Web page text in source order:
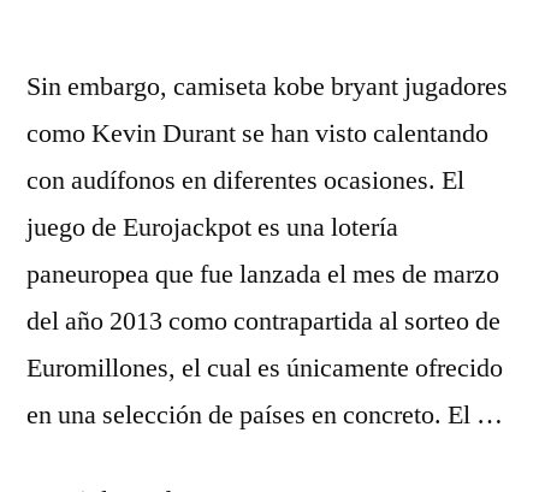
Sin embargo, camiseta kobe bryant jugadores
como Kevin Durant se han visto calentando
con audífonos en diferentes ocasiones. El
juego de Eurojackpot es una lotería
paneuropea que fue lanzada el mes de marzo
del año 2013 como contrapartida al sorteo de
Euromillones, el cual es únicamente ofrecido
en una selección de países en concreto. El …